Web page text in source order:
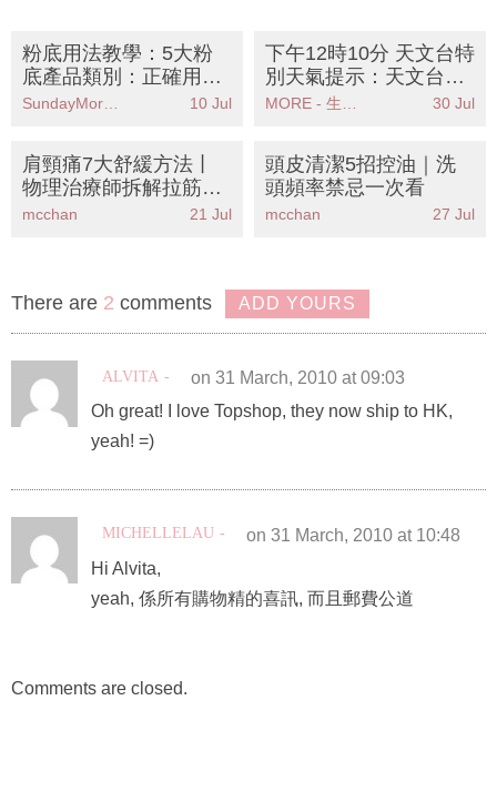
粉底用法教學：5大粉
底產品類別：正確用法/
順序/步驟 打造持久底10 Jul
下午12時10分 天文台特
別天氣提示：天文台發
出特別天氣提示珠江口
30 Jul
肩頸痛7大舒緩方法丨
物理治療師拆解拉筋熱
敷禁忌
mcchan 21 Jul
頭皮清潔5招控油｜洗
頭頻率禁忌一次看
mcchan 27 Jul
There are 2 comments ADD YOURS
ALVITA
on 31 March, 2010 at 09:03
Oh great! I love Topshop, they now ship to HK,
yeah! =)
MICHELLELAU
on 31 March, 2010 at 10:48
Hi Alvita,
yeah, 係所有購物精的喜訊, 而且郵費公道
Comments are closed.